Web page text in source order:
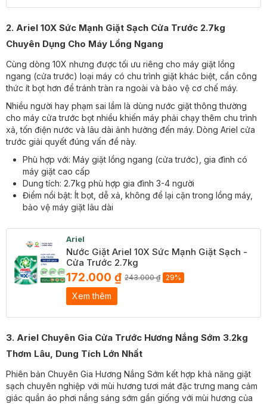
2. Ariel 10X Sức Mạnh Giặt Sạch Cửa Trước 2.7kg
Chuyên Dụng Cho Máy Lồng Ngang
Cùng dòng 10X nhưng được tối ưu riêng cho máy giặt lồng
ngang (cửa trước) loại máy có chu trình giặt khác biệt, cần công
thức ít bọt hơn để tránh tràn ra ngoài và bảo vệ cơ chế máy.
Nhiều người hay phạm sai lầm là dùng nước giặt thông thường
cho máy cửa trước bọt nhiều khiến máy phải chạy thêm chu trình
xả, tốn điện nước và lâu dài ảnh hưởng đến máy. Dòng Ariel cửa
trước giải quyết đúng vấn đề này.
Phù hợp với: Máy giặt lồng ngang (cửa trước), gia đình có
máy giặt cao cấp
Dung tích: 2.7kg phù hợp gia đình 3-4 người
Điểm nổi bật: Ít bọt, dễ xả, không để lại cặn trong lồng máy,
bảo vệ máy giặt lâu dài
Ariel
Nước Giặt Ariel 10X Sức Mạnh Giặt Sạch -
Cửa Trước 2.7kg
172.000 ₫ 243.000 ₫ 29%
Xem thêm
3. Ariel Chuyên Gia Cửa Trước Hương Nắng Sớm 3.2kg
Thơm Lâu, Dung Tích Lớn Nhất
Phiên bản Chuyên Gia Hương Nắng Sớm kết hợp khả năng giặt
sạch chuyên nghiệp với mùi hương tươi mát đặc trưng mang cảm
giác quần áo phơi nắng sáng sớm gần giống với mùi hương của